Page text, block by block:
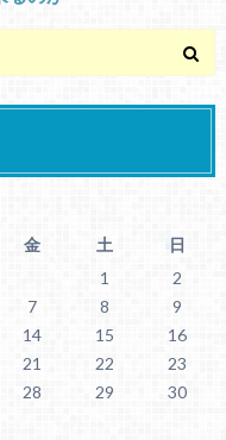
金 土 日
1
2
7 8
9
14 15
16
21 22
23
28 29
30